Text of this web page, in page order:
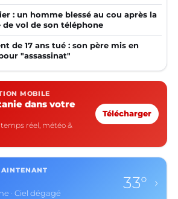
: un homme blessé au cou après la
vol de son téléphone
de 17 ans tué : son père mis en
"assassinat"
MOBILE
dans votre
réel, météo &
Télécharger
· Ciel dégagé
33° ›